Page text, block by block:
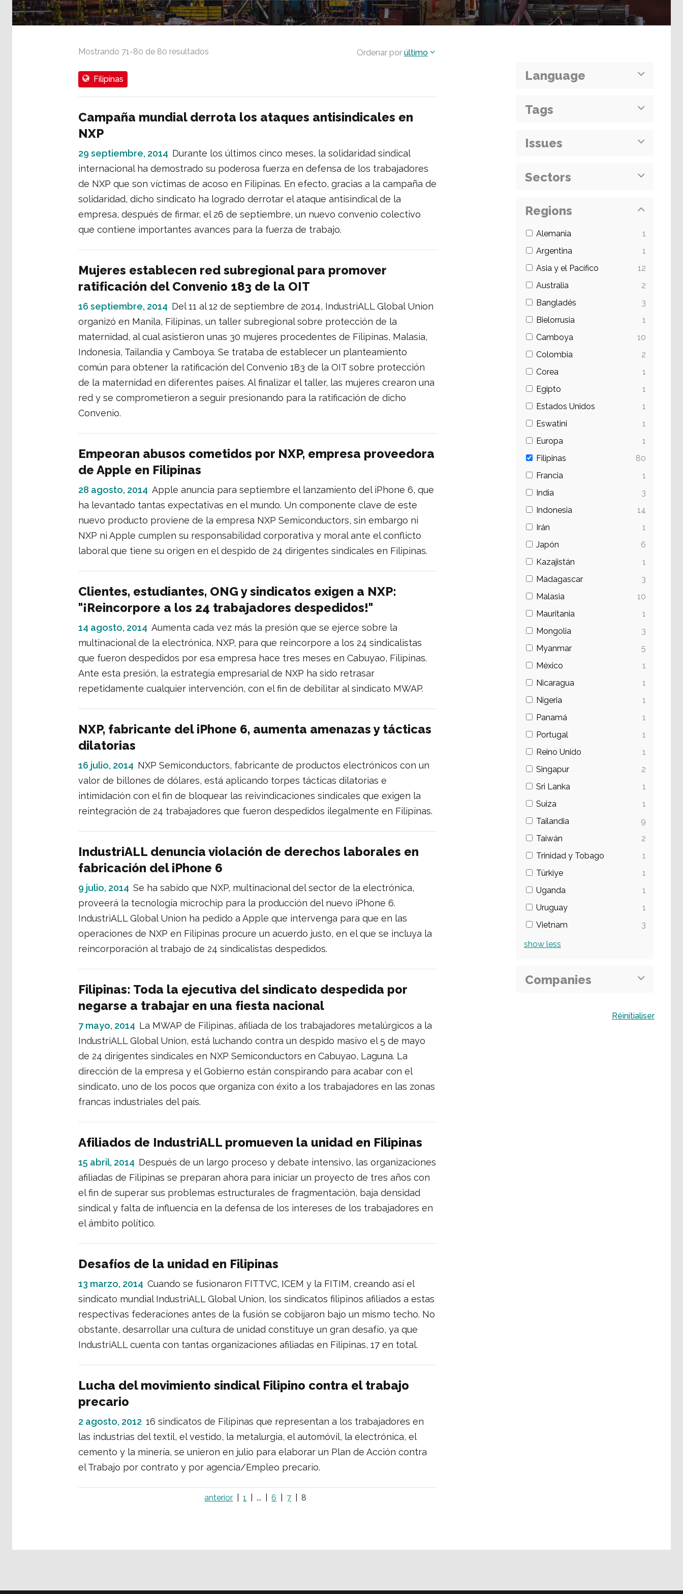
Mostrando 71-80 de 80 resultados Ordenar por último
Filipinas
Campaña mundial derrota los ataques antisindicales en
NXP
29 septiembre, 2014 Durante los últimos cinco meses, la solidaridad sindical
internacional ha demostrado su poderosa fuerza en defensa de los trabajadores
de NXP que son víctimas de acoso en Filipinas. En efecto, gracias a la campaña de
solidaridad, dicho sindicato ha logrado derrotar el ataque antisindical de la
empresa, después de firmar, el 26 de septiembre, un nuevo convenio colectivo
que contiene importantes avances para la fuerza de trabajo.
Mujeres establecen red subregional para promover
ratificación del Convenio 183 de la OIT
16 septiembre, 2014 Del 11 al 12 de septiembre de 2014, IndustriALL Global Union
organizó en Manila, Filipinas, un taller subregional sobre protección de la
maternidad, al cual asistieron unas 30 mujeres procedentes de Filipinas, Malasia,
Indonesia, Tailandia y Camboya. Se trataba de establecer un planteamiento
común para obtener la ratificación del Convenio 183 de la OIT sobre protección
de la maternidad en diferentes países. Al finalizar el taller, las mujeres crearon una
red y se comprometieron a seguir presionando para la ratificación de dicho
Convenio.
Empeoran abusos cometidos por NXP, empresa proveedora
de Apple en Filipinas
28 agosto, 2014 Apple anuncia para septiembre el lanzamiento del iPhone 6, que
ha levantado tantas expectativas en el mundo. Un componente clave de este
nuevo producto proviene de la empresa NXP Semiconductors, sin embargo ni
NXP ni Apple cumplen su responsabilidad corporativa y moral ante el conflicto
laboral que tiene su origen en el despido de 24 dirigentes sindicales en Filipinas.
Clientes, estudiantes, ONG y sindicatos exigen a NXP:
"¡Reincorpore a los 24 trabajadores despedidos!"
14 agosto, 2014 Aumenta cada vez más la presión que se ejerce sobre la
multinacional de la electrónica, NXP, para que reincorpore a los 24 sindicalistas
que fueron despedidos por esa empresa hace tres meses en Cabuyao, Filipinas.
Ante esta presión, la estrategia empresarial de NXP ha sido retrasar
repetidamente cualquier intervención, con el fin de debilitar al sindicato MWAP.
NXP, fabricante del iPhone 6, aumenta amenazas y tácticas
dilatorias
16 julio, 2014 NXP Semiconductors, fabricante de productos electrónicos con un
valor de billones de dólares, está aplicando torpes tácticas dilatorias e
intimidación con el fin de bloquear las reivindicaciones sindicales que exigen la
reintegración de 24 trabajadores que fueron despedidos ilegalmente en Filipinas.
IndustriALL denuncia violación de derechos laborales en
fabricación del iPhone 6
9 julio, 2014 Se ha sabido que NXP, multinacional del sector de la electrónica,
proveerá la tecnología microchip para la producción del nuevo iPhone 6.
IndustriALL Global Union ha pedido a Apple que intervenga para que en las
operaciones de NXP en Filipinas procure un acuerdo justo, en el que se incluya la
reincorporación al trabajo de 24 sindicalistas despedidos.
Filipinas: Toda la ejecutiva del sindicato despedida por
negarse a trabajar en una fiesta nacional
7 mayo, 2014 La MWAP de Filipinas, afiliada de los trabajadores metalúrgicos a la
IndustriALL Global Union, está luchando contra un despido masivo el 5 de mayo
de 24 dirigentes sindicales en NXP Semiconductors en Cabuyao, Laguna. La
dirección de la empresa y el Gobierno están conspirando para acabar con el
sindicato, uno de los pocos que organiza con éxito a los trabajadores en las zonas
francas industriales del país.
Afiliados de IndustriALL promueven la unidad en Filipinas
15 abril, 2014 Después de un largo proceso y debate intensivo, las organizaciones
afiliadas de Filipinas se preparan ahora para iniciar un proyecto de tres años con
el fin de superar sus problemas estructurales de fragmentación, baja densidad
sindical y falta de influencia en la defensa de los intereses de los trabajadores en
el ámbito político.
Desafíos de la unidad en Filipinas
13 marzo, 2014 Cuando se fusionaron FITTVC, ICEM y la FITIM, creando así el
sindicato mundial IndustriALL Global Union, los sindicatos filipinos afiliados a estas
respectivas federaciones antes de la fusión se cobijaron bajo un mismo techo. No
obstante, desarrollar una cultura de unidad constituye un gran desafío, ya que
IndustriALL cuenta con tantas organizaciones afiliadas en Filipinas, 17 en total.
Lucha del movimiento sindical Filipino contra el trabajo
precario
2 agosto, 2012 16 sindicatos de Filipinas que representan a los trabajadores en
las industrias del textil, el vestido, la metalurgia, el automóvil, la electrónica, el
cemento y la minería, se unieron en julio para elaborar un Plan de Acción contra
el Trabajo por contrato y por agencia/Empleo precario.
anterior 1 ... 6 7 8
Language
Tags
Issues
Sectors
Regions
Alemania
1
Argentina
1
Asia y el Pacífico
12
Australia
2
Bangladés
3
Bielorrusia
1
Camboya
10
Colombia
2
Corea
1
Egipto
1
Estados Unidos
1
Eswatini
1
Europa
1
Filipinas
80
Francia
1
India
3
Indonesia
14
Irán
1
Japón
6
Kazajistán
1
Madagascar
3
Malasia
10
Mauritania
1
Mongolia
3
Myanmar
5
México
1
Nicaragua
1
Nigeria
1
Panamá
1
Portugal
1
Reino Unido
1
Singapur
2
Sri Lanka
1
Suiza
1
Tailandia
9
Taiwán
2
Trinidad y Tobago
1
Türkiye
1
Uganda
1
Uruguay
1
Vietnam
3
show less
Companies
Réinitialiser